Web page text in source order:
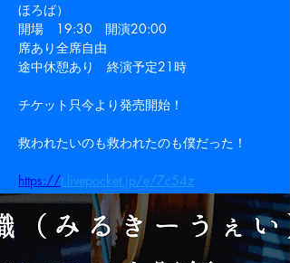
ほろば）
開場　19:30　開演20:00
席あり全席自由
途中休憩あり　終演予定21時
チケット只今より発売開始！
救われたいのも救われたのも僕だった！
https://t.livepocket.jp/e/7c54z